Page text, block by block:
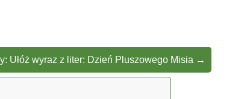
Ułóż wyraz z liter: Dzień Pluszowego Misia →